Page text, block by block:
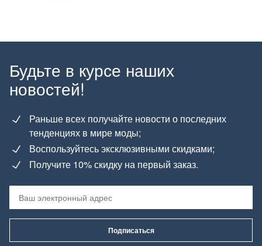
Будьте в курсе наших
новостей!
Раньше всех получайте новости о последних
тенденциях в мире моды;
Воспользуйтесь эксклюзивными скидками;
Получите 10% скидку на первый заказ.
Подписаться